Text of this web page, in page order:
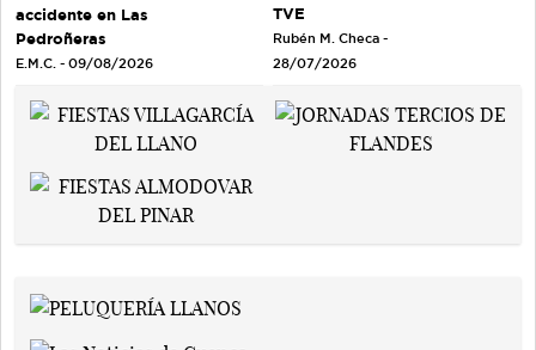
accidente en Las
Pedroñeras
E.M.C. - 09/08/2026
TVE
Rubén M. Checa -
28/07/2026